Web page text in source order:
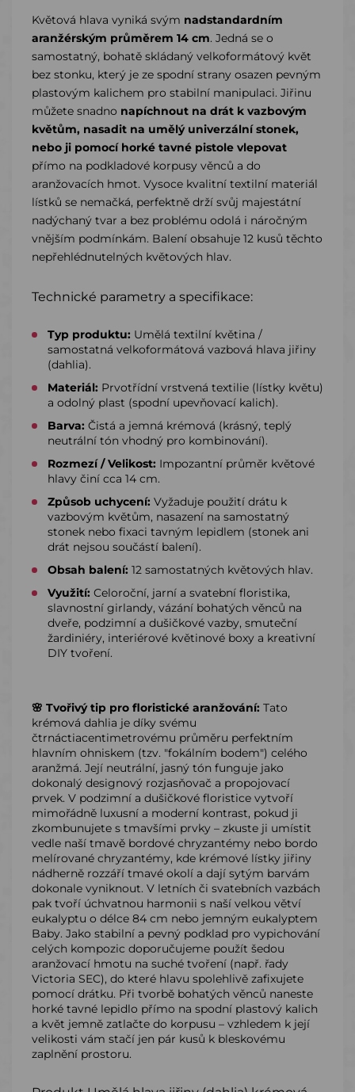
Květová hlava vyniká svým nadstandardním
aranžérským průměrem 14 cm. Jedná se o
samostatný, bohatě skládaný velkoformátový květ
bez stonku, který je ze spodní strany osazen pevným
plastovým kalichem pro stabilní manipulaci. Jiřinu
můžete snadno napíchnout na drát k vazbovým
květům, nasadit na umělý univerzální stonek,
nebo ji pomocí horké tavné pistole vlepovat
přímo na podkladové korpusy věnců a do
aranžovacích hmot. Vysoce kvalitní textilní materiál
lístků se nemačká, perfektně drží svůj majestátní
nadýchaný tvar a bez problému odolá i náročným
vnějším podmínkám. Balení obsahuje 12 kusů těchto
nepřehlédnutelných květových hlav.
Technické parametry a specifikace:
Typ produktu: Umělá textilní květina /
samostatná velkoformátová vazbová hlava jiřiny
(dahlia).
Materiál: Prvotřídní vrstvená textilie (lístky květu)
a odolný plast (spodní upevňovací kalich).
Barva: Čistá a jemná krémová (krásný, teplý
neutrální tón vhodný pro kombinování).
Rozmezí / Velikost: Impozantní průměr květové
hlavy činí cca 14 cm.
Způsob uchycení: Vyžaduje použití drátu k
vazbovým květům, nasazení na samostatný
stonek nebo fixaci tavným lepidlem (stonek ani
drát nejsou součástí balení).
Obsah balení: 12 samostatných květových hlav.
Využití: Celoroční, jarní a svatební floristika,
slavnostní girlandy, vázání bohatých věnců na
dveře, podzimní a dušičkové vazby, smuteční
žardiniéry, interiérové květinové boxy a kreativní
DIY tvoření.
🌸 Tvořivý tip pro floristické aranžování: Tato
krémová dahlia je díky svému
čtrnáctiacentimetrovému průměru perfektním
hlavním ohniskem (tzv. "fokálním bodem") celého
aranžmá. Její neutrální, jasný tón funguje jako
dokonalý designový rozjasňovač a propojovací
prvek. V podzimní a dušičkové floristice vytvoří
mimořádně luxusní a moderní kontrast, pokud ji
zkombunujete s tmavšími prvky – zkuste ji umístit
vedle naší tmavě bordové chryzantémy nebo bordo
melírované chryzantémy, kde krémové lístky jiřiny
nádherně rozzáří tmavé okolí a dají sytým barvám
dokonale vyniknout. V letních či svatebních vazbách
pak tvoří úchvatnou harmonii s naší velkou větví
eukalyptu o délce 84 cm nebo jemným eukalyptem
Baby. Jako stabilní a pevný podklad pro vypichování
celých kompozic doporučujeme použít šedou
aranžovací hmotu na suché tvoření (např. řady
Victoria SEC), do které hlavu spolehlivě zafixujete
pomocí drátku. Při tvorbě bohatých věnců naneste
horké tavné lepidlo přímo na spodní plastový kalich
a květ jemně zatlačte do korpusu – vzhledem k její
velikosti vám stačí jen pár kusů k bleskovému
zaplnění prostoru.